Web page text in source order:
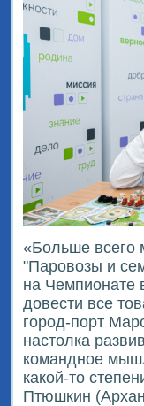
«Больше всего
"Паровозы и
на Чемпионате
довести все
город-порт
настолка
командное
какой-то
Птюшкин